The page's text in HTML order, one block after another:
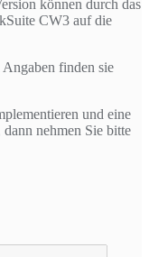
können durch das
CW3 auf die
finden sie
und eine
nehmen Sie bitte